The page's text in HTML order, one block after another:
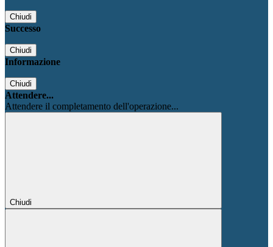
Chiudi
Successo
Chiudi
Informazione
Chiudi
Attendere...
Attendere il completamento dell'operazione...
Chiudi